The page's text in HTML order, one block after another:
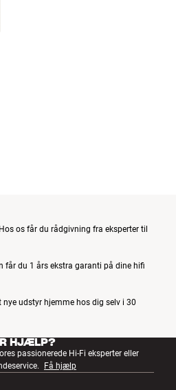
os får du rådgivning fra eksperter til
får du 1 års ekstra garanti på dine hifi
nye udstyr hjemme hos dig selv i 30
HJÆLP?
passionerede Hi-Fi eksperter eller
Få hjælp